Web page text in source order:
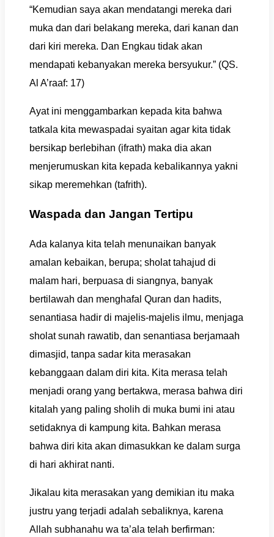
“Kemudian saya akan mendatangi mereka dari
muka dan dari belakang mereka, dari kanan dan
dari kiri mereka. Dan Engkau tidak akan
mendapati kebanyakan mereka bersyukur.” (QS.
Al A’raaf: 17)
Ayat ini menggambarkan kepada kita bahwa
tatkala kita mewaspadai syaitan agar kita tidak
bersikap berlebihan (ifrath) maka dia akan
menjerumuskan kita kepada kebalikannya yakni
sikap meremehkan (tafrith).
Waspada dan Jangan Tertipu
Ada kalanya kita telah menunaikan banyak
amalan kebaikan, berupa; sholat tahajud di
malam hari, berpuasa di siangnya, banyak
bertilawah dan menghafal Quran dan hadits,
senantiasa hadir di majelis-majelis ilmu, menjaga
sholat sunah rawatib, dan senantiasa berjamaah
dimasjid, tanpa sadar kita merasakan
kebanggaan dalam diri kita. Kita merasa telah
menjadi orang yang bertakwa, merasa bahwa diri
kitalah yang paling sholih di muka bumi ini atau
setidaknya di kampung kita. Bahkan merasa
bahwa diri kita akan dimasukkan ke dalam surga
di hari akhirat nanti.
Jikalau kita merasakan yang demikian itu maka
justru yang terjadi adalah sebaliknya, karena
Allah subhanahu wa ta’ala telah berfirman: